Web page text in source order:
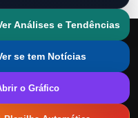
reservados.
e podem não ser
são pontos digitais de
real nem
Análises e Tendências
se tem Notícias
o Gráfico
acabou de